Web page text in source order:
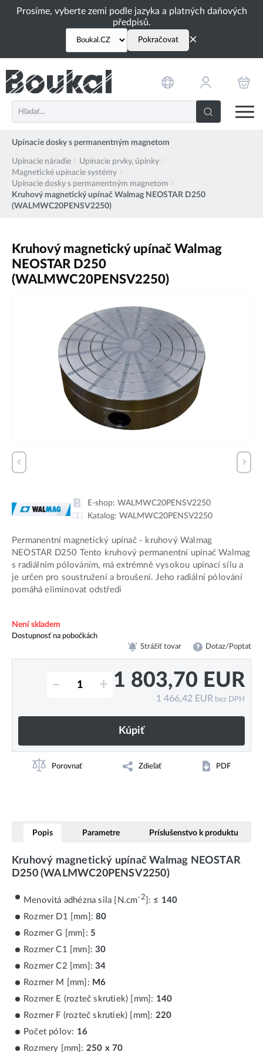
Prosíme, vyberte zemi podle jazyka a platných daňových
předpisů.
Pokračovat ×
Upínacie dosky s permanentným magnetom
Upínacie náradie
Upínacie prvky, úpinky
Magnetické upínacie systémy
Upínacie dosky s permanentným magnetom
Kruhový magnetický upínač Walmag NEOSTAR D250
(WALMWC20PENSV2250)
Kruhový magnetický upínač Walmag
NEOSTAR D250
(WALMWC20PENSV2250)
E-shop: WALMWC20PENSV2250
Katalog: WALMWC20PENSV2250
Permanentní magnetický upínač - kruhový Walmag
NEOSTAR D250 Tento kruhový permanentní upínač Walmag
s radiálním pólováním, má extrémně vysokou upínací sílu a
je určen pro soustružení a broušení. Jeho radiální pólování
pomáhá eliminovat odstředi
Není skladem
Dostupnosť na pobočkách
Strážiť tovar Dotaz/Poptat
– + 1 803,70 EUR
1 466,42 EUR bez DPH
Kúpiť
Porovnať Zdieľať PDF
Popis Parametre Príslušenstvo k produktu
Kruhový magnetický upínač Walmag NEOSTAR
D250 (WALMWC20PENSV2250)
Menovitá adhézna sila [N.cm-2 ]: ≤ 140
Rozmer D1 [mm]:80
Rozmer G [mm]: 5
Rozmer C1 [mm]:30
Rozmer C2 [mm]:34
Rozmer M [mm]: M6
Rozmer E (rozteč skrutiek) [mm]: 140
Rozmer F (rozteč skrutiek) [mm]: 220
Počet pólov: 16
Rozmery [mm]: 250 x 70